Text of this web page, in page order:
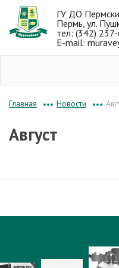
ГУ ДО
Пермь, ул.
тел: (342)
E-mail:
Главная ••• Новости •••
Август